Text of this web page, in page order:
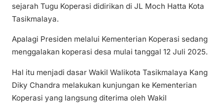
sejarah Tugu Koperasi didirikan di JL Moch Hatta Kota
Tasikmalaya.
Apalagi Presiden melalui Kementerian Koperasi sedang
menggalakan koperasi desa mulai tanggal 12 Juli 2025.
Hal itu menjadi dasar Wakil Walikota Tasikmalaya Kang
Diky Chandra melakukan kunjungan ke Kementerian
Koperasi yang langsung diterima oleh Wakil